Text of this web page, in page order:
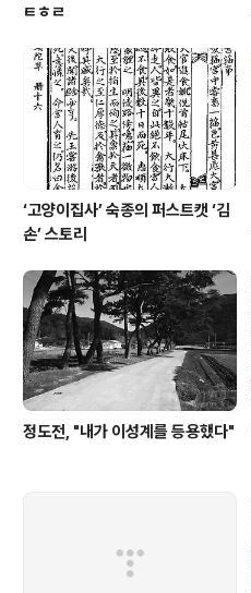
ㅌㅎㄹ
‘고양이집사’ 숙종의 퍼스트캣 ‘김
손’ 스토리
정도전, "내가 이성계를 등용했다"